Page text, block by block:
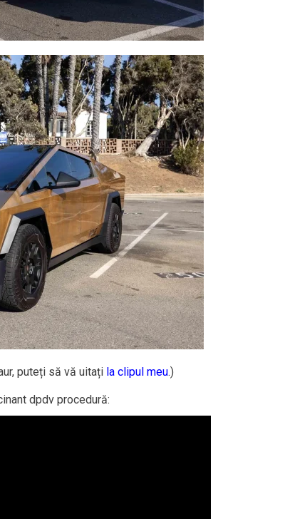
puteți să vă uitați la clipul meu.)
dpdv procedură: